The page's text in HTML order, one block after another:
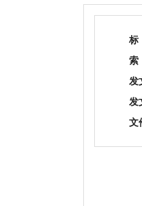
索
发
发
文